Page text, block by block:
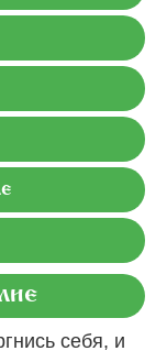
себя, и